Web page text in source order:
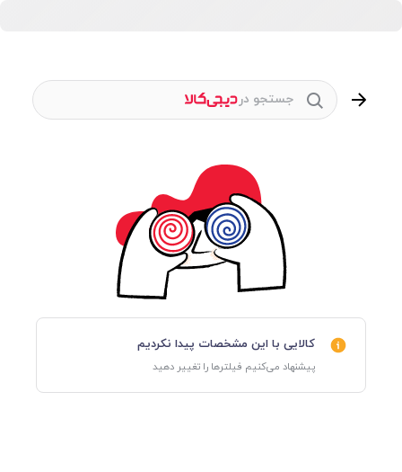
جستجو در
کالایی با این مشخصات پیدا نکردیم
پیشنهاد می‌کنیم فیلترها را تغییر دهید